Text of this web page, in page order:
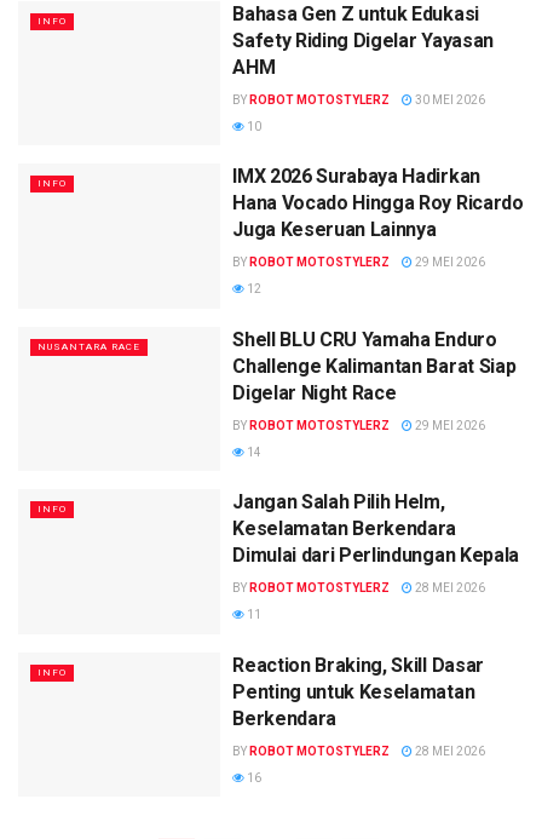
INFO
Bahasa Gen Z untuk Edukasi
Safety Riding Digelar Yayasan
AHM
BY ROBOT MOTOSTYLERZ
30 MEI 2026
10
INFO
IMX 2026 Surabaya Hadirkan
Hana Vocado Hingga Roy Ricardo
Juga Keseruan Lainnya
BY ROBOT MOTOSTYLERZ
29 MEI 2026
12
NUSANTARA RACE
Shell BLU CRU Yamaha Enduro
Challenge Kalimantan Barat Siap
Digelar Night Race
BY ROBOT MOTOSTYLERZ
29 MEI 2026
14
INFO
Jangan Salah Pilih Helm,
Keselamatan Berkendara
Dimulai dari Perlindungan Kepala
BY ROBOT MOTOSTYLERZ
28 MEI 2026
11
INFO
Reaction Braking, Skill Dasar
Penting untuk Keselamatan
Berkendara
BY ROBOT MOTOSTYLERZ
28 MEI 2026
16